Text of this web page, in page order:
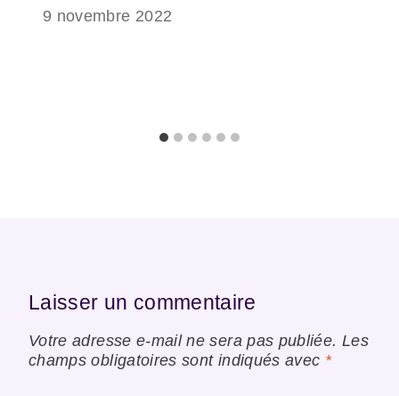
9 novembre 2022
Laisser un commentaire
Votre adresse e-mail ne sera pas publiée. Les
champs obligatoires sont indiqués avec *